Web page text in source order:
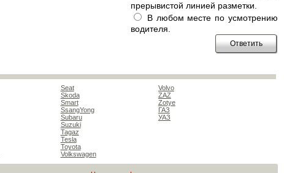
прерывистой линией разметки.
В любом месте по усмотрению
водителя.
Seat
Skoda
Smart
SsangYong
Subaru
Suzuki
Tagaz
Tesla
Toyota
Volkswagen
Volvo
ZAZ
Zotye
ГАЗ
УАЗ